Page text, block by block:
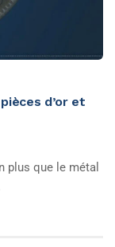
d’or et
plus que le métal